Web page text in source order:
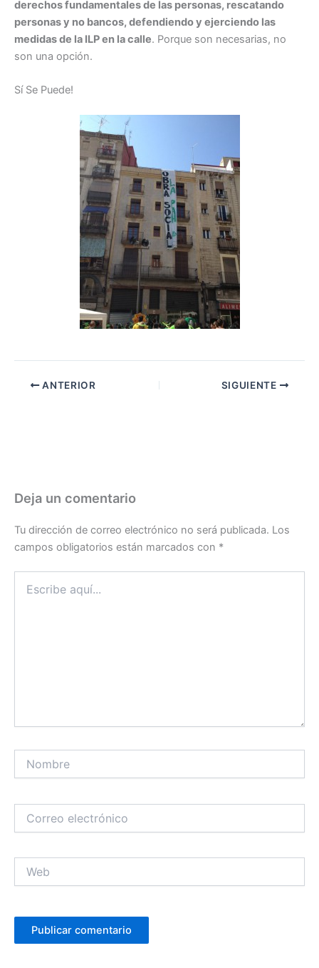
derechos fundamentales de las personas, rescatando
personas y no bancos, defendiendo y ejerciendo las
medidas de la ILP en la calle. Porque son necesarias, no
son una opción.
Sí Se Puede!
ANTERIOR SIGUIENTE
Deja un comentario
Tu dirección de correo electrónico no será publicada. Los
campos obligatorios están marcados con *
aquí...
electrónico